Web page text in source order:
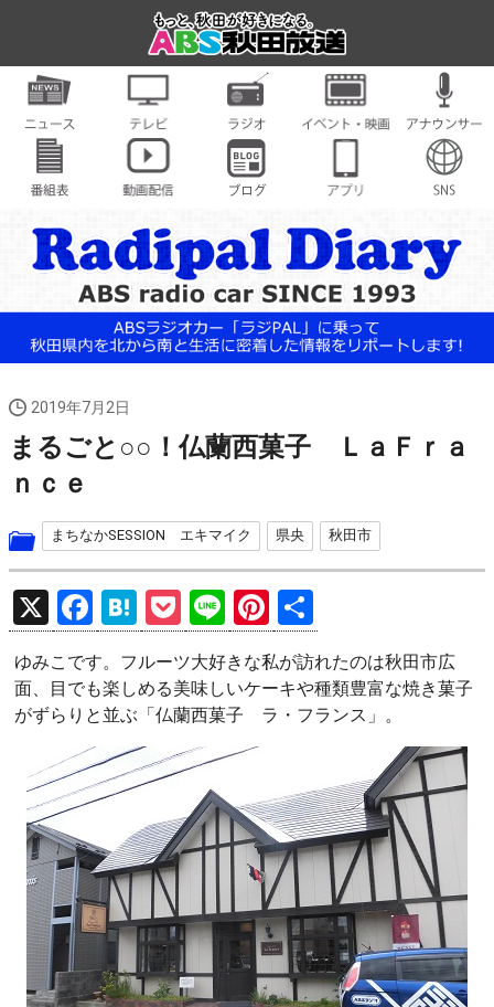
2019年7月2日
まるごと○○！仏蘭西菓子 ＬａＦｒａ
ｎｃｅ
まちなかSESSION エキマイク 県央 秋田市
X
F
a
ce
b
o
o
H
at
e
n
a
P
o
ck
et
Li
n
e
Pi
nt
er
es
有
ゆみこです。フルーツ大好きな私が訪れたのは秋田市広
面、目でも楽しめる美味しいケーキや種類豊富な焼き菓子
がずらりと並ぶ「仏蘭西菓子 ラ・フランス」。